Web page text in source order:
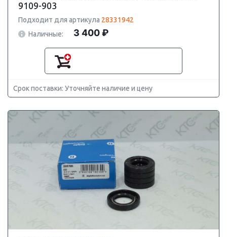
9109-903
Подходит для артикула 28331942
Наличные:
3 400 ₽
Срок поставки: Уточняйте наличие и цену